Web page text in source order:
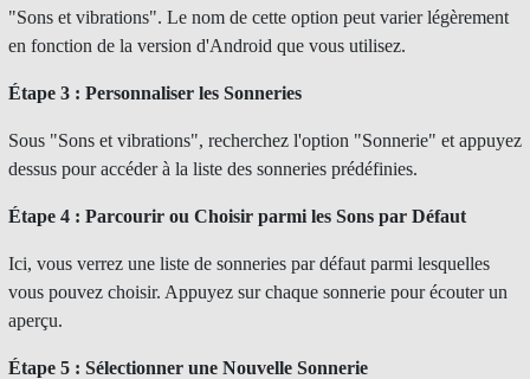
"Sons et vibrations". Le nom de cette option peut varier légèrement
en fonction de la version d'Android que vous utilisez.
Étape 3 : Personnaliser les Sonneries
Sous "Sons et vibrations", recherchez l'option "Sonnerie" et appuyez
dessus pour accéder à la liste des sonneries prédéfinies.
Étape 4 : Parcourir ou Choisir parmi les Sons par Défaut
Ici, vous verrez une liste de sonneries par défaut parmi lesquelles
vous pouvez choisir. Appuyez sur chaque sonnerie pour écouter un
aperçu.
Étape 5 : Sélectionner une Nouvelle Sonnerie